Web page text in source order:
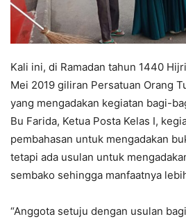
Kali ini, di Ramadan tahun 1440
Mei 2019 giliran Persatuan Orang
yang mengadakan kegiatan bagi-
Bu Farida, Ketua Posta Kelas I,
pembahasan untuk mengadakan
tetapi ada usulan untuk
sembako sehingga manfaatnya
“Anggota setuju dengan usulan